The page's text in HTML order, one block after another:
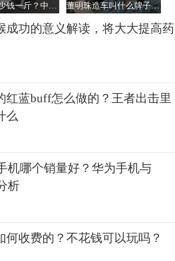
致不少以开车为生的人失业。
业呢？？
货车一般都是跑长途，特别是
货车的线路是固定的，重复的，
货运效率，更省钱，这会加速
知道城市公交车司机的线路也
专用车道，在配合自动驾驶，
了！
打车公司的最大的成本就是人
他们将获得巨额的利润，而自
碳纤维多少钱一斤？中国最好的碳纤维公司是哪家？ 董明珠造车叫什么牌子？她的电动汽车一辆多少钱？
成功的意义解读，将大大提高药
红蓝buff怎么做的？王者出击里
么
机哪个销量好？华为手机与
析
何收费的？不花钱可以玩吗？